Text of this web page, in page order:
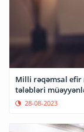
Milli rəqəmsal efir
tələbləri
28-08-2023